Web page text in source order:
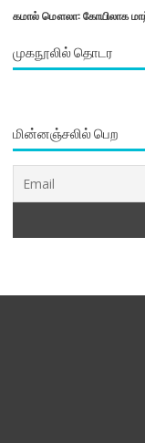
கமால் மௌலா: கோயிலாக
முகநூலில் தொடர
மின்னஞ்சலில் பெற